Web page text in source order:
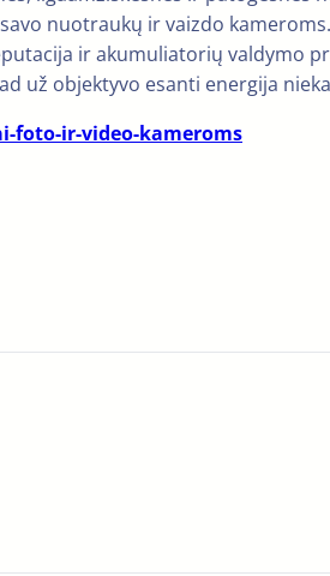
nuotraukų ir vaizdo
ir akumuliatorių valdymo
už objektyvo esanti energija
ir-video-kameroms